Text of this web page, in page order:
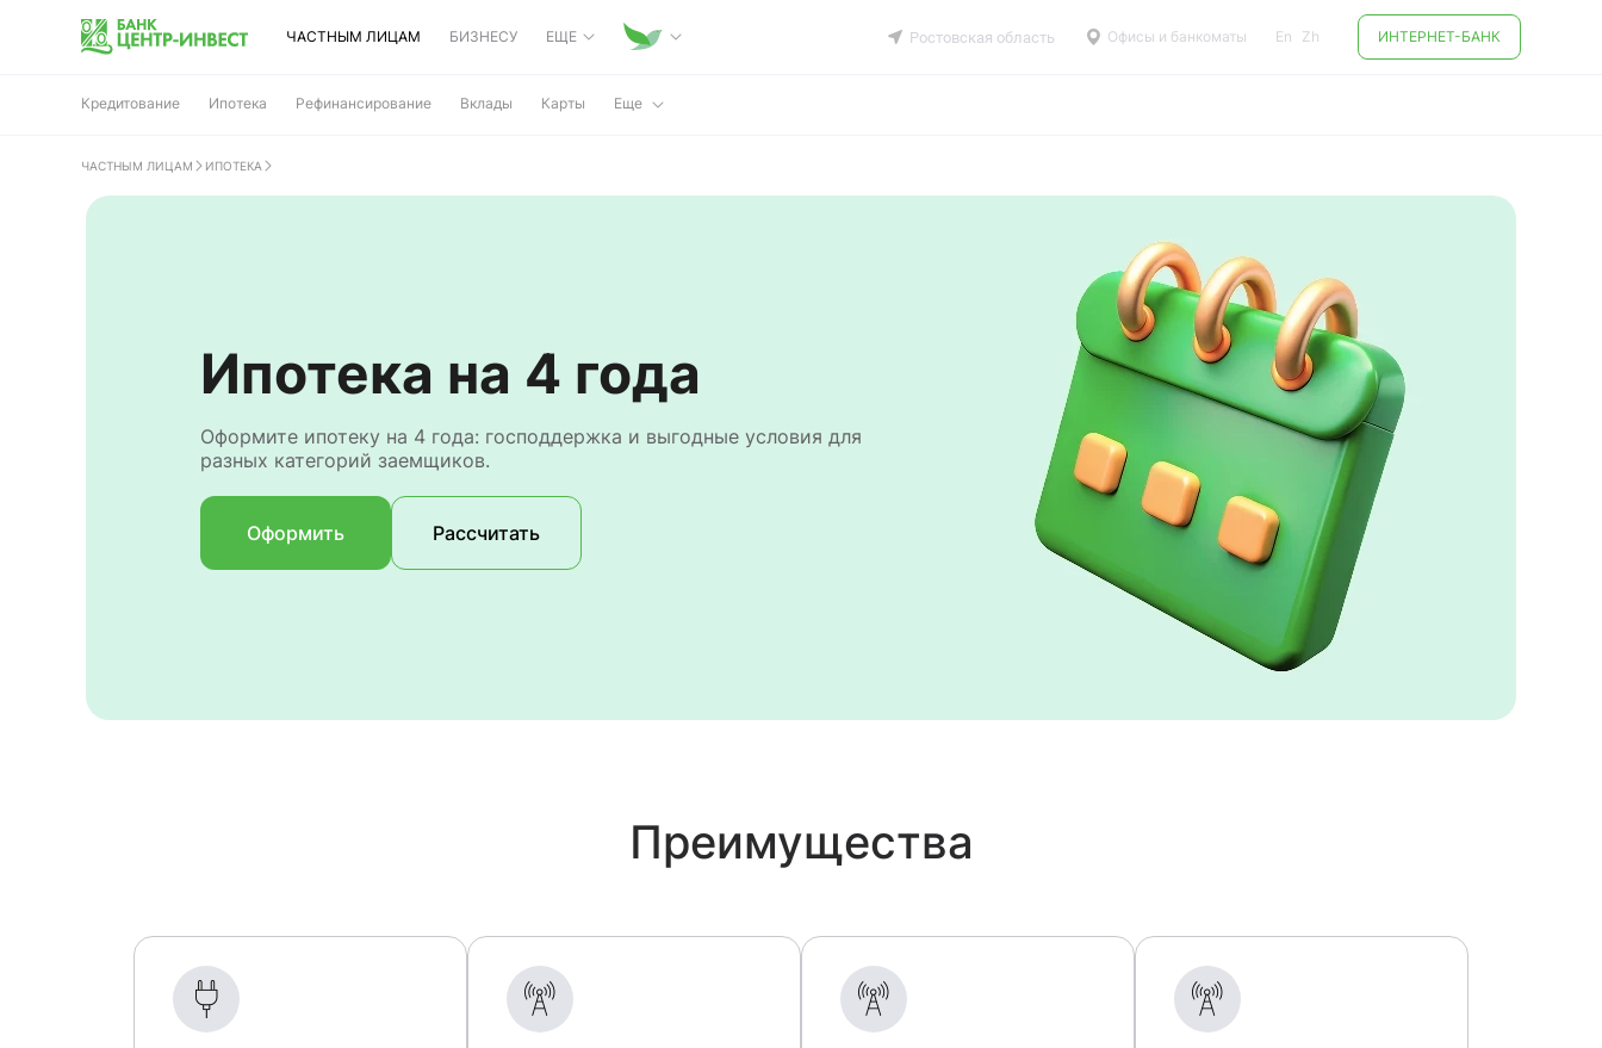
ЧАСТНЫМ ЛИЦАМ БИЗНЕСУ ЕЩЕ Ростовская область Офисы и банкоматы En Zh ИНТЕРНЕТ-БАНК
Кредитование Ипотека Рефинансирование Вклады Карты Еще
ЧАСТНЫМ ЛИЦАМ ИПОТЕКА
Ипотека на 4 года
Оформите ипотеку на 4 года: господдержка и выгодные условия для
разных категорий заемщиков.
Оформить Рассчитать
Преимущества